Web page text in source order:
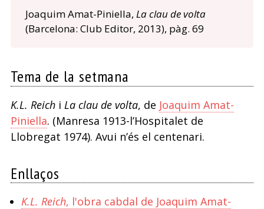
Joaquim Amat-Piniella, Laclau de volta
(Barcelona: Club Editor, 2013), pàg. 69
Tema de la setmana
K.L. Reichi La clau de volta, de Joaquim Amat-
Piniella. (Manresa 1913-l’Hospitalet de
Llobregat 1974). Avui n’és el centenari.
Enllaços
K.L. Reich, l'obra cabdal de Joaquim Amat-